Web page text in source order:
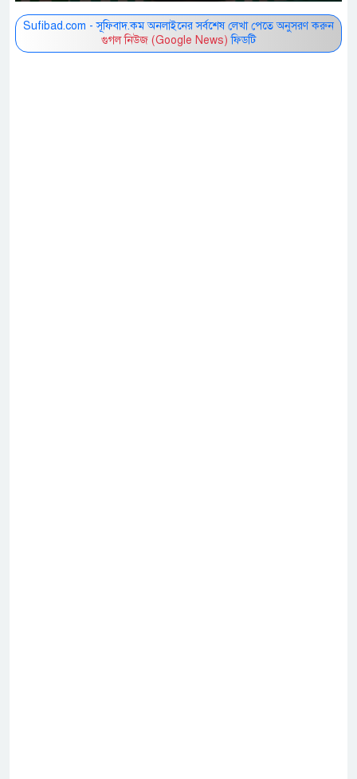
Sufibad.com - সূফিবাদ.কম অনলাইনের সর্বশেষ লেখা পেতে অনুসরণ করুন
গুগল নিউজ (Google News) ফিডটি